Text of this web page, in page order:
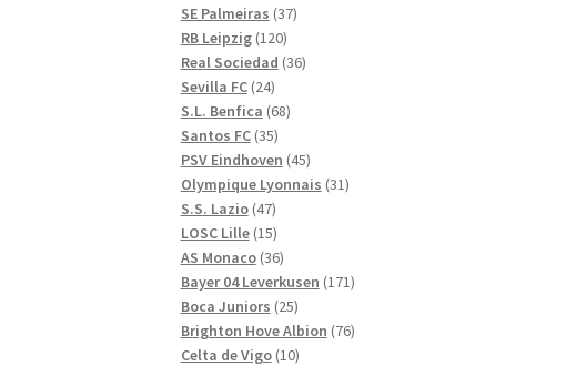
SE Palmeiras 3737
RB Leipzig 120120
produkter
Real Sociedad 3636
Sevilla FC 2424
produkter
S.L. Benfica 6868
Santos FC 3535
produkter
PSV Eindhoven 4545
produkter
Olympique Lyonnais 3131
S.S. Lazio 4747
produkter
LOSC Lille 1515
produkter
AS Monaco 3636
produkter
Bayer 04 Leverkusen 171171
Boca Juniors 2525
produkter
Brighton Hove Albion 7676
Celta de Vigo 1010